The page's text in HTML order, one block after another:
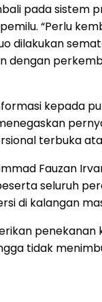
pada sistem
“Perlu
dilakukan
dengan
kepada
terbuka
Fauzan
seluruh
di kalangan
tidak